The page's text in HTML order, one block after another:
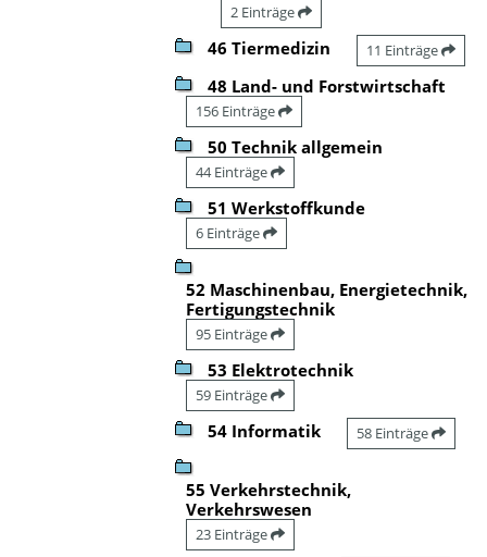
2 Einträge
46 Tiermedizin 11 Einträge
48 Land- und Forstwirtschaft
156 Einträge
50 Technik allgemein
44 Einträge
51 Werkstoffkunde
6 Einträge
52 Maschinenbau, Energietechnik,
Fertigungstechnik
95 Einträge
53 Elektrotechnik
59 Einträge
54 Informatik 58 Einträge
55 Verkehrstechnik,
Verkehrswesen
23 Einträge